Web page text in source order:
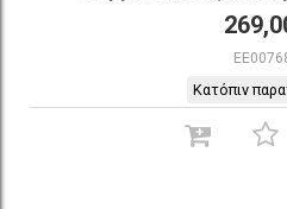
Κατόπιν